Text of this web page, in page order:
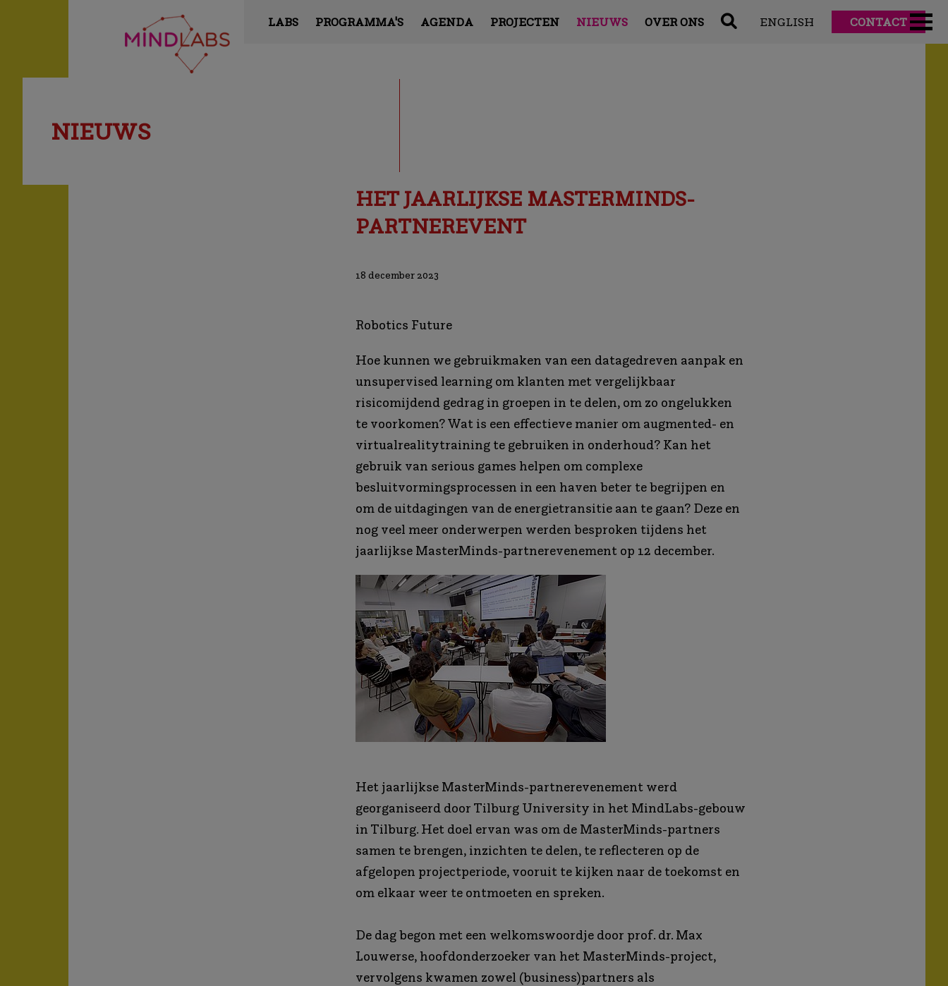
LABS PROGRAMMA'S AGENDA PROJECTEN NIEUWS OVER ONS ENGLISH CONTACT
NIEUWS
HET JAARLIJKSE MASTERMINDS-
PARTNEREVENT
18 december 2023
Robotics Future
Hoe kunnen we gebruikmaken van een datagedreven aanpak en
unsupervised learning om klanten met vergelijkbaar
risicomijdend gedrag in groepen in te delen, om zo ongelukken
te voorkomen? Wat is een effectieve manier om augmented- en
virtualrealitytraining te gebruiken in onderhoud? Kan het
gebruik van serious games helpen om complexe
besluitvormingsprocessen in een haven beter te begrijpen en
om de uitdagingen van de energietransitie aan te gaan? Deze en
nog veel meer onderwerpen werden besproken tijdens het
jaarlijkse MasterMinds-partnerevenement op 12 december.
Het jaarlijkse MasterMinds-partnerevenement werd
georganiseerd door Tilburg University in het MindLabs-gebouw
in Tilburg. Het doel ervan was om de MasterMinds-partners
samen te brengen, inzichten te delen, te reflecteren op de
afgelopen projectperiode, vooruit te kijken naar de toekomst en
om elkaar weer te ontmoeten en spreken.
De dag begon met een welkomswoordje door prof. dr. Max
Louwerse, hoofdonderzoeker van het MasterMinds-project,
vervolgens kwamen zowel (business)partners als